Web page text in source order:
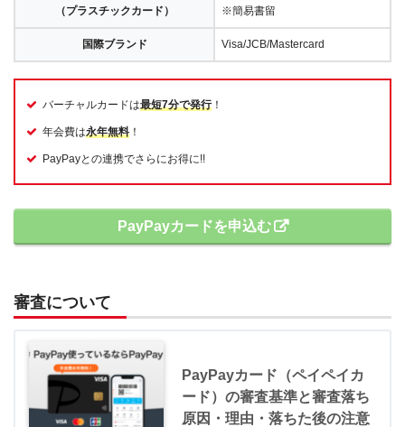
（プラスチックカード）
※簡易書留
国際ブランド Visa/JCB/Mastercard
バーチャルカードは最短7分で発行！
年会費は永年無料 ！
PayPayとの連携でさらにお得に!!
PayPayカードを申込む
審査について
PayPayカード（ペイペイカ
ード）の審査基準と審査落ち
原因・理由・落ちた後の注意